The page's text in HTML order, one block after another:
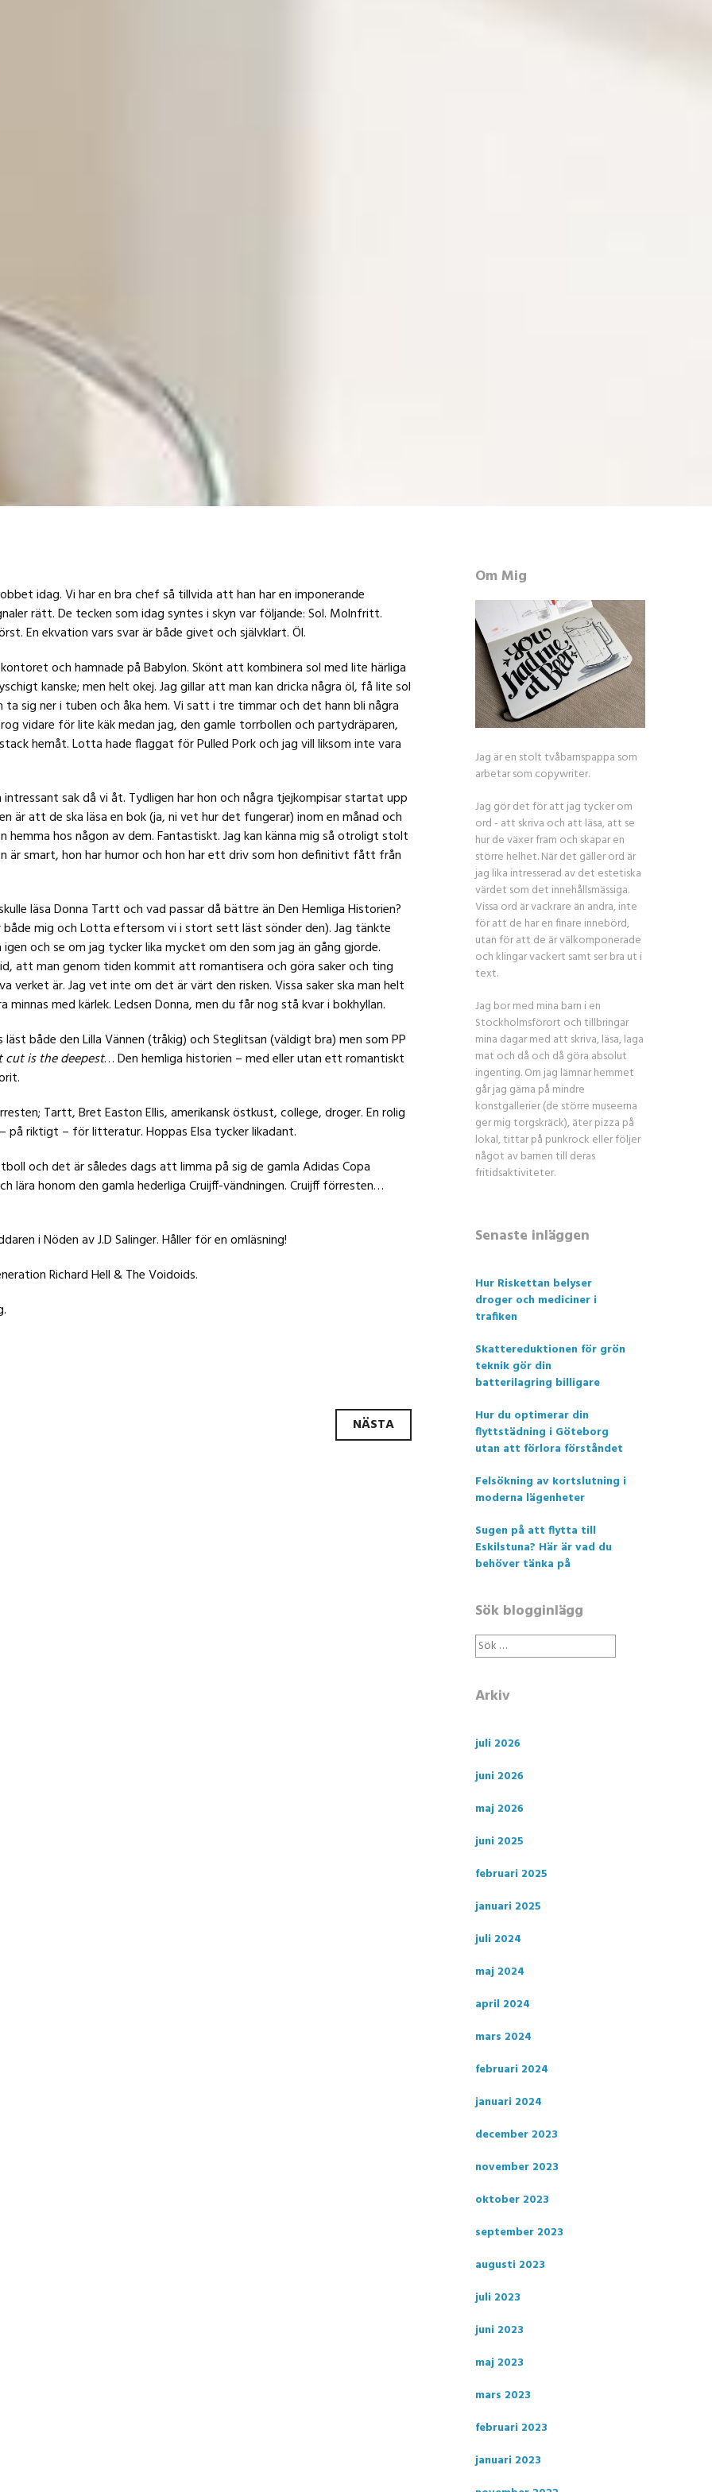
idag. Vi har en bra chef så tillvida att han har en imponerande
rätt. De tecken som idag syntes i skyn var följande: Sol. Molnfritt.
En ekvation vars svar är både givet och självklart. Öl.
och hamnade på Babylon. Skönt att kombinera sol med lite härliga
kanske; men helt okej. Jag gillar att man kan dricka några öl, få lite sol
ta sig ner i tuben och åka hem. Vi satt i tre timmar och det hann bli några
vidare för lite käk medan jag, den gamle torrbollen och partydräparen,
hemåt. Lotta hade flaggat för Pulled Pork och jag vill liksom inte vara
sak då vi åt. Tydligen har hon och några tjejkompisar startat upp
är att de ska läsa en bok (ja, ni vet hur det fungerar) inom en månad och
hemma hos någon av dem. Fantastiskt. Jag kan känna mig så otroligt stolt
är smart, hon har humor och hon har ett driv som hon definitivt fått från
läsa Donna Tartt och vad passar då bättre än Den Hemliga Historien?
mig och Lotta eftersom vi i stort sett läst sönder den). Jag tänkte
och se om jag tycker lika mycket om den som jag än gång gjorde.
att man genom tiden kommit att romantisera och göra saker och ting
verket är. Jag vet inte om det är värt den risken. Vissa saker ska man helt
minnas med kärlek. Ledsen Donna, men du får nog stå kvar i bokhyllan.
läst både den Lilla Vännen (tråkig) och Steglitsan (väldigt bra) men som PP
cut is the deepest… Den hemliga historien – med eller utan ett romantiskt
Tartt, Bret Easton Ellis, amerikansk östkust, college, droger. En rolig
på riktigt – för litteratur. Hoppas Elsa tycker likadant.
och det är således dags att limma på sig de gamla Adidas Copa
lära honom den gamla hederliga Cruijff-vändningen. Cruijff förresten…
i Nöden av J.D Salinger. Håller för en omläsning!
Richard Hell & The Voidoids.
NÄSTA
Om Mig
Jag är en stolt tvåbarnspappa som
arbetar som copywriter.
Jag gör det för att jag tycker om
ord - att skriva och att läsa, att se
hur de växer fram och skapar en
större helhet. När det gäller ord är
jag lika intresserad av det estetiska
värdet som det innehållsmässiga.
Vissa ord är vackrare än andra, inte
för att de har en finare innebörd,
utan för att de är välkomponerade
och klingar vackert samt ser bra ut i
text.
Jag bor med mina barn i en
Stockholmsförort och tillbringar
mina dagar med att skriva, läsa, laga
mat och då och då göra absolut
ingenting. Om jag lämnar hemmet
går jag gärna på mindre
konstgallerier (de större museerna
ger mig torgskräck), äter pizza på
lokal, tittar på punkrock eller följer
något av barnen till deras
fritidsaktiviteter.
Senaste inläggen
Hur Riskettan belyser
droger och mediciner i
trafiken
Skattereduktionen för grön
teknik gör din
batterilagring billigare
Hur du optimerar din
flyttstädning i Göteborg
utan att förlora förståndet
Felsökning av kortslutning i
moderna lägenheter
Sugen på att flytta till
Eskilstuna? Här är vad du
behöver tänka på
Sök blogginlägg
Sök
efter:
Arkiv
juli 2026
juni 2026
maj 2026
juni 2025
februari 2025
januari 2025
juli 2024
maj 2024
april 2024
mars 2024
februari 2024
januari 2024
december 2023
november 2023
oktober 2023
september 2023
augusti 2023
juli 2023
juni 2023
maj 2023
mars 2023
februari 2023
januari 2023